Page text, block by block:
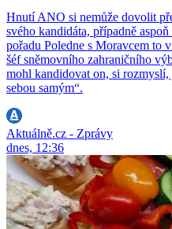
Hnutí ANO si nemůže dovolit
svého kandidáta, případně
pořadu Poledne s Moravcem to
šéf sněmovního zahraničního
mohl kandidovat on, si rozmyslí,
sebou samým“.
Aktuálně.cz - Zprávy
dnes, 12:36